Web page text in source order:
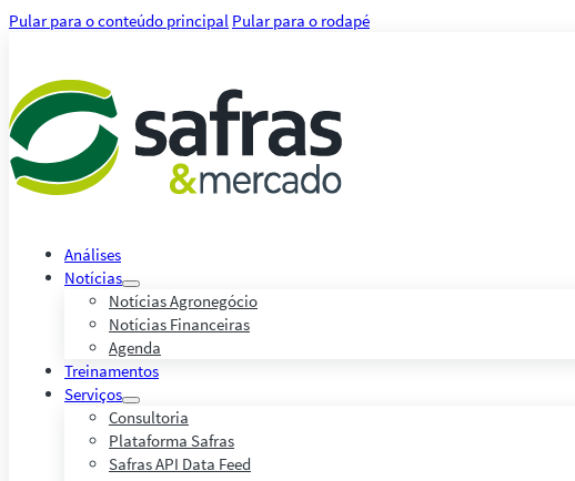
Pular para o conteúdo principal Pular para o rodapé
Análises
Notícias
Notícias Agronegócio
Notícias Financeiras
Agenda
Treinamentos
Serviços
Consultoria
Plataforma Safras
Safras API Data Feed